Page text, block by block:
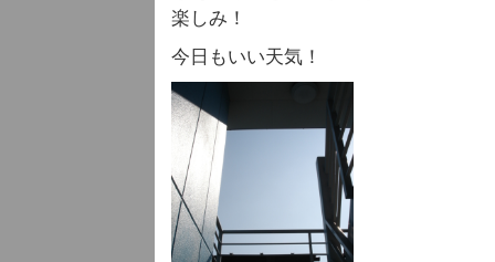
楽しみ！
今日もいい天気！